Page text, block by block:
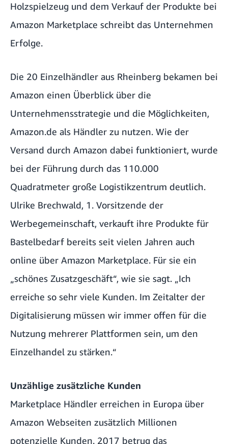
Holzspielzeug und dem Verkauf der Produkte bei
Amazon Marketplace schreibt das Unternehmen
Erfolge.
Die 20 Einzelhändler aus Rheinberg bekamen bei
Amazon einen Überblick über die
Unternehmensstrategie und die Möglichkeiten,
Amazon.de als Händler zu nutzen. Wie der
Versand durch Amazon dabei funktioniert, wurde
bei der Führung durch das 110.000
Quadratmeter große Logistikzentrum deutlich.
Ulrike Brechwald, 1. Vorsitzende der
Werbegemeinschaft, verkauft ihre Produkte für
Bastelbedarf bereits seit vielen Jahren auch
online über Amazon Marketplace. Für sie ein
„schönes Zusatzgeschäft“, wie sie sagt. „Ich
erreiche so sehr viele Kunden. Im Zeitalter der
Digitalisierung müssen wir immer offen für die
Nutzung mehrerer Plattformen sein, um den
Einzelhandel zu stärken.“
Unzählige zusätzliche Kunden
Marketplace Händler erreichen in Europa über
Amazon Webseiten zusätzlich Millionen
potenzielle Kunden. 2017 betrug das